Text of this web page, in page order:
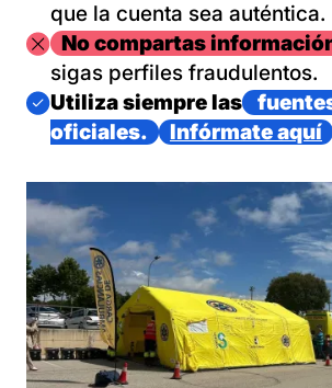
que la cuenta sea auténtica.
ImagenNo compartas
sigas perfiles fraudulentos.
Imagen
Utiliza siempre las
oficiales.
Infórmate aquí